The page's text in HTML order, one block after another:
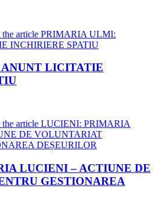
LICITATIE
LUCIENI – ACTIUNE DE
GESTIONAREA